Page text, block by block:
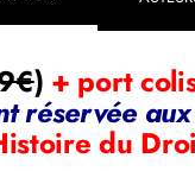
) + port
réservée
du